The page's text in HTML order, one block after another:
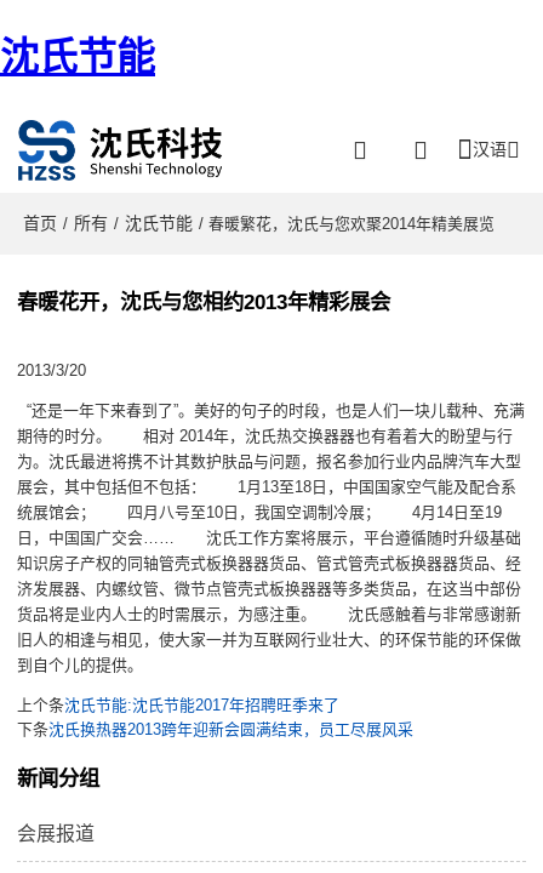
沈氏节能
汉语
首页 / 所有 / 沈氏节能 / 春暖繁花，沈氏与您欢聚2014年精美展览
春暖花开，沈氏与您相约2013年精彩展会
2013/3/20
“还是一年下来春到了”。美好的句子的时段，也是人们一块儿载种、充满
期待的时分。 相对 2014年，沈氏热交换器器也有着着大的盼望与行
为。沈氏最进将携不计其数护肤品与问题，报名参加行业内品牌汽车大型
展会，其中包括但不包括： 1月13至18日，中国国家空气能及配合系
统展馆会； 四月八号至10日，我国空调制冷展； 4月14日至19
日，中国国广交会…… 沈氏工作方案将展示，平台遵循随时升级基础
知识房子产权的同轴管壳式板换器器货品、管式管壳式板换器器货品、经
济发展器、内螺纹管、微节点管壳式板换器器等多类货品，在这当中部份
货品将是业内人士的时需展示，为感注重。 沈氏感触着与非常感谢新
旧人的相逢与相见，使大家一并为互联网行业壮大、的环保节能的环保做
到自个儿的提供。
上个条沈氏节能:沈氏节能2017年招聘旺季来了
下条沈氏换热器2013跨年迎新会圆满结束，员工尽展风采
新闻分组
会展报道